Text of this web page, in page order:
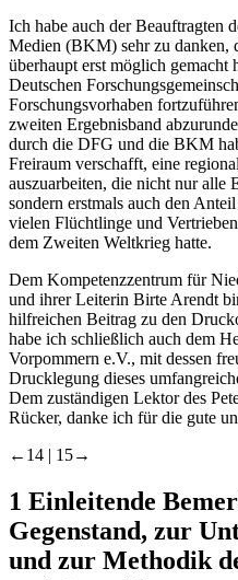
Ich habe auch derBeauftragten
Medien (BKM) sehr zu danken,
überhaupt erst möglich gemacht
Deutschen
Forschungsvorhaben
zweiten Ergebnisband
durch die DFG und die BKM
Freiraum verschafft, eine
auszuarbeiten, die nicht nur alle
sondern erstmals auch den
vielen Flüchtlinge und
dem Zweiten Weltkrieg hatte.
Dem Kompetenzzentrum für
und ihrer Leiterin Birte Arendt
hilfreichen Beitrag zu den
habe ich schließlich auch dem
Vorpommern e.V., mit dessen
Drucklegung dieses
Dem zuständigen Lektor des
Rücker, danke ich für die gute
←14 | 15→
1 Einleitende
Gegenstand, zur
und zur Methodik